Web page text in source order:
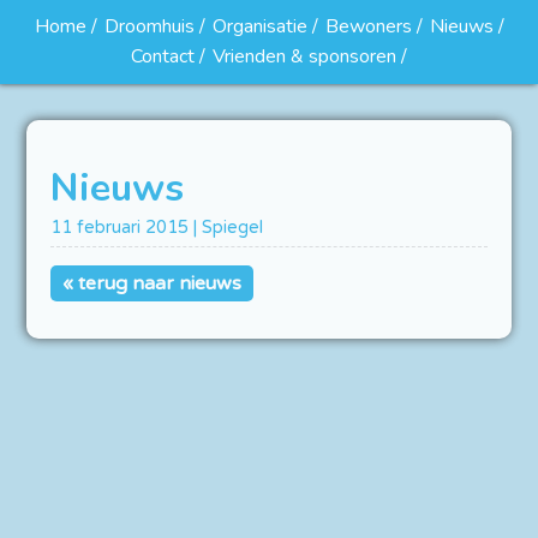
Home Droomhuis Organisatie Bewoners
Nieuws
Contact
Vrienden & sponsoren
Nieuws
11 februari 2015 | Spiegel
« terug naar nieuws